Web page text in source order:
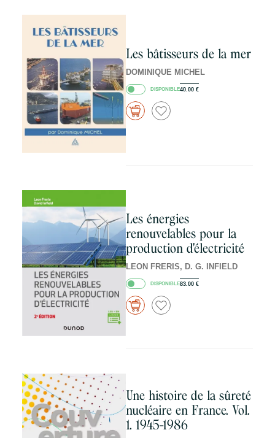
Les bâtisseurs de la mer
DOMINIQUE MICHEL
DISPONIBLE40.00 €
Les énergies
renouvelables pour la
production d'électricité
LEON FRERIS, D. G. INFIELD
DISPONIBLE83.00 €
Une histoire de la sûreté
nucléaire en France. Vol.
1. 1945-1986